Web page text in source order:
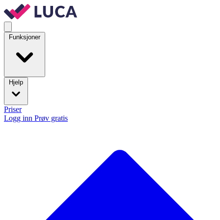
Funksjoner
Hjelp
Priser
Logg inn Prøv gratis